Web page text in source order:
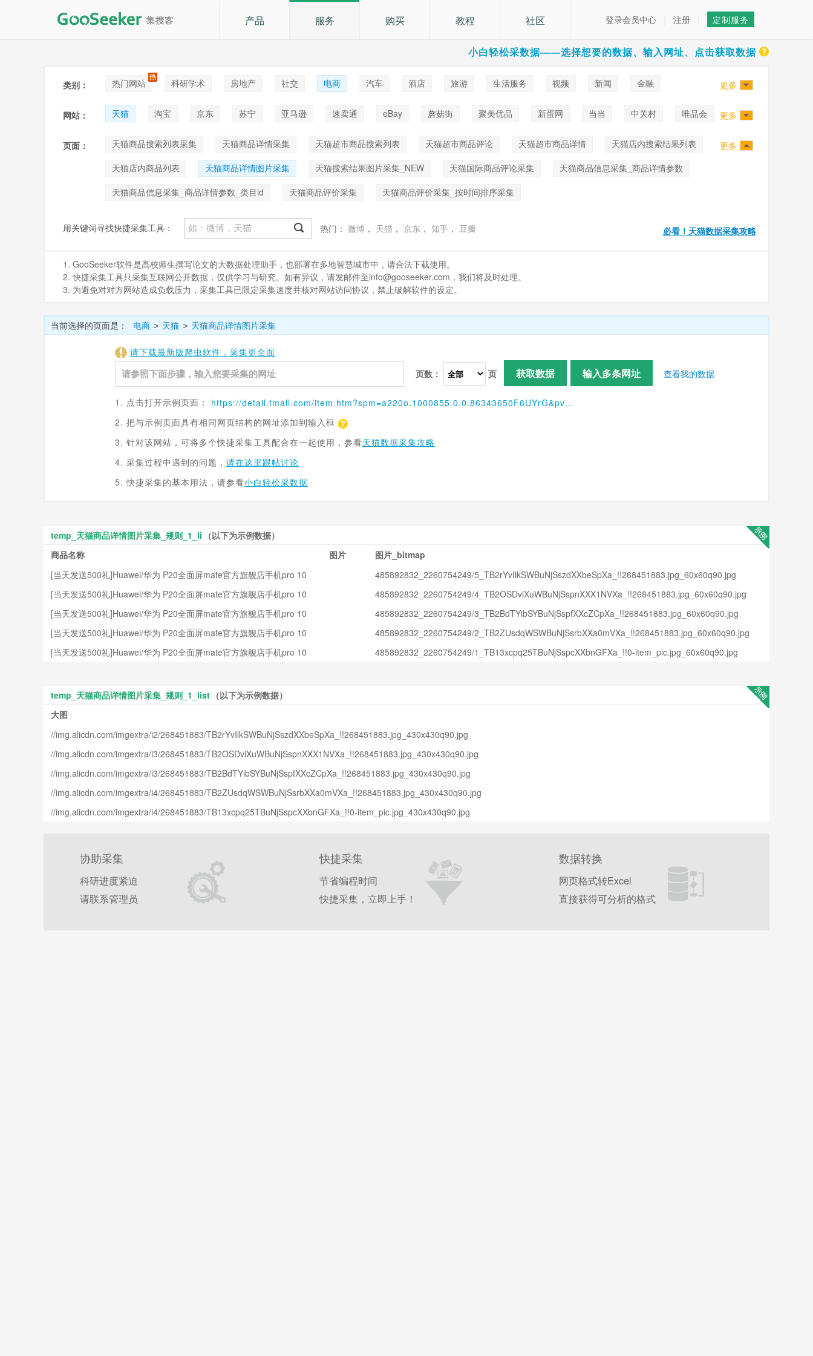
产品 服务 购买 教程 社区 登录会员中心 注册 定制服务
小白轻松采数据——选择想要的数据、输入网址、点击获取数据
类别： 热门网站 科研学术 房地产 社交 电商 汽车 酒店 旅游 生活服务 视频 新闻
金融
论坛贴吧
更多
网站： 天猫 淘宝 京东 苏宁 亚马逊 速卖通 eBay 蘑菇街 聚美优品 新蛋网 当当 中关村
唯品会
阿里巴巴1688
Shopee 咸鱼
更多
页面： 天猫商品搜索列表采集 天猫商品详情采集 天猫超市商品搜索列表 天猫超市商品评论 天猫超市商品详情
天猫店内搜索结果列表
天猫店内商品列表
天猫商品详情图片采集 天猫搜索结果图片采集_NEW 天猫国际商品评论采集
天猫商品信息采集_商品详情参数
天猫商品信息采集_商品详情参数_类目id
天猫商品评价采集 天猫商品评价采集_按时间排序采集
更多
用关键词寻找快捷采集工具： 热门： 微博 ， 天猫 ， 京东 ， 知乎 ， 豆瓣 必看！天猫数据采集攻略
1. GooSeeker软件是高校师生撰写论文的大数据处理助手，也部署在多地智慧城市中，请合法下载使用。
2. 快捷采集工具只采集互联网公开数据，仅供学习与研究。如有异议，请发邮件至info@gooseeker.com，我们将及时处理。
3. 为避免对对方网站造成负载压力，采集工具已限定采集速度并核对网站访问协议，禁止破解软件的设定。
当前选择的页面是： 电商 > 天猫 > 天猫商品详情图片采集
请下载最新版爬虫软件，采集更全面
页数：
页 获取数据 输入多条网址 查看我的数据
1. 点击打开示例页面： https://detail.tmall.com/item.htm?spm=a220o.1000855.0.0.86343650F6UYrG&pvid=a2ab0986-b9ff-4423-9d91-6e37979cab6a&pos=1&acm=03037.1003.1.1288281&id=558703486295&scm=1007.12959.151354.0&sku_properties=10004:709990523;5919063:6536025
2. 把与示例页面具有相同网页结构的网址添加到输入框
3. 针对该网站，可将多个快捷采集工具配合在一起使用，参看天猫数据采集攻略
4. 采集过程中遇到的问题， 请在这里跟帖讨论
5. 快捷采集的基本用法，请参看小白轻松采数据
temp_天猫商品详情图片采集_规则_1_li （以下为示例数据）
商品名称
图片
图片_bitmap
[当天发送500礼]Huawei/华为 P20全面屏mate官方旗舰店手机pro 10
485892832_2260754249/5_TB2rYvIlkSWBuNjSszdXXbeSpXa_!!268451883.jpg_60x60q90.jpg
[当天发送500礼]Huawei/华为 P20全面屏mate官方旗舰店手机pro 10
485892832_2260754249/4_TB2OSDviXuWBuNjSspnXXX1NVXa_!!268451883.jpg_60x60q90.jpg
[当天发送500礼]Huawei/华为 P20全面屏mate官方旗舰店手机pro 10
485892832_2260754249/3_TB2BdTYibSYBuNjSspfXXcZCpXa_!!268451883.jpg_60x60q90.jpg
[当天发送500礼]Huawei/华为 P20全面屏mate官方旗舰店手机pro 10
485892832_2260754249/2_TB2ZUsdqWSWBuNjSsrbXXa0mVXa_!!268451883.jpg_60x60q90.jpg
[当天发送500礼]Huawei/华为 P20全面屏mate官方旗舰店手机pro 10
485892832_2260754249/1_TB13xcpq25TBuNjSspcXXbnGFXa_!!0-item_pic.jpg_60x60q90.jpg
temp_天猫商品详情图片采集_规则_1_list （以下为示例数据）
大图
//img.alicdn.com/imgextra/i2/268451883/TB2rYvIlkSWBuNjSszdXXbeSpXa_!!268451883.jpg_430x430q90.jpg
//img.alicdn.com/imgextra/i3/268451883/TB2OSDviXuWBuNjSspnXXX1NVXa_!!268451883.jpg_430x430q90.jpg
//img.alicdn.com/imgextra/i3/268451883/TB2BdTYibSYBuNjSspfXXcZCpXa_!!268451883.jpg_430x430q90.jpg
//img.alicdn.com/imgextra/i4/268451883/TB2ZUsdqWSWBuNjSsrbXXa0mVXa_!!268451883.jpg_430x430q90.jpg
//img.alicdn.com/imgextra/i4/268451883/TB13xcpq25TBuNjSspcXXbnGFXa_!!0-item_pic.jpg_430x430q90.jpg
协助采集
科研进度紧迫
请联系管理员
快捷采集
节省编程时间
快捷采集，立即上手！
数据转换
网页格式转Excel
直接获得可分析的格式